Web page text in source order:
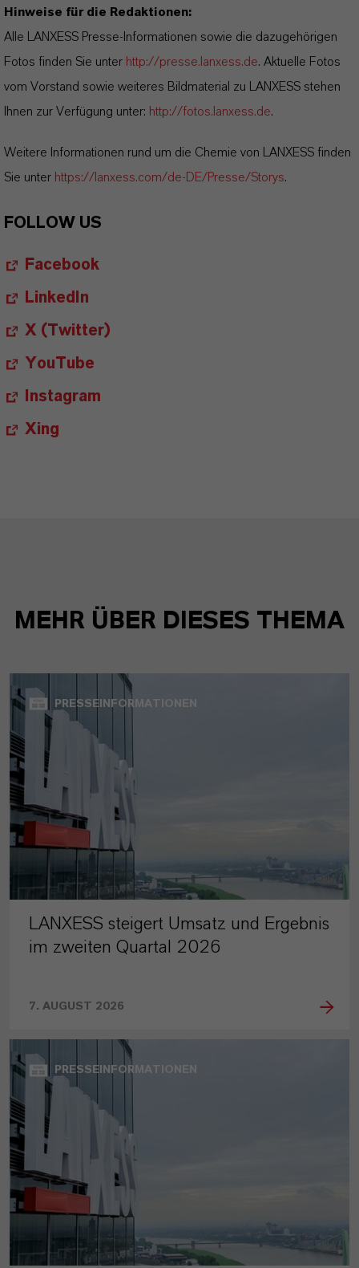
Hinweise für die Redaktionen:
Alle LANXESS Presse-Informationen sowie die dazugehörigen
Fotos finden Sie unter http://presse.lanxess.de. Aktuelle Fotos
vom Vorstand sowie weiteres Bildmaterial zu LANXESS stehen
Ihnen zur Verfügung unter: http://fotos.lanxess.de.
Weitere Informationen rund um die Chemie von LANXESS finden
Sie unter https://lanxess.com/de-DE/Presse/Storys.
FOLLOW US
Facebook
LinkedIn
X (Twitter)
YouTube
Instagram
Xing
MEHR ÜBER DIESES THEMA
PRESSEINFORMATIONEN
LANXESS steigert Umsatz und Ergebnis
im zweiten Quartal 2026
7. AUGUST 2026
PRESSEINFORMATIONEN